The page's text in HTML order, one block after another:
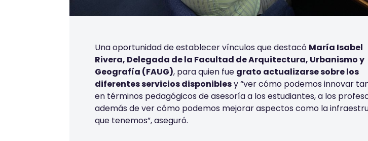
Una oportunidad de establecer vínculos que destacó María Isabel
Rivera, Delegada de la Facultad de Arquitectura, Urbanismo y
Geografía (FAUG), para quien fue grato actualizarse sobre los
diferentes servicios disponiblesy “ver cómo podemos innovar
en términos pedagógicos de asesoría a los estudiantes, a los
además de ver cómo podemos mejorar aspectos como la
que tenemos”, aseguró.